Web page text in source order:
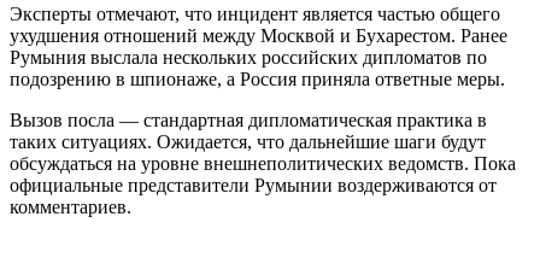
Эксперты отмечают, что инцидент является частью общего
ухудшения отношений между Москвой и Бухарестом. Ранее
Румыния выслала нескольких российских дипломатов по
подозрению в шпионаже, а Россия приняла ответные меры.
Вызов посла — стандартная дипломатическая практика в
таких ситуациях. Ожидается, что дальнейшие шаги будут
обсуждаться на уровне внешнеполитических ведомств. Пока
официальные представители Румынии воздерживаются от
комментариев.